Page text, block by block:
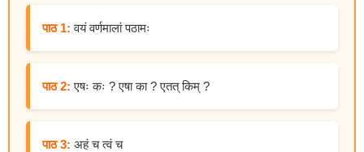
पाठ 1: वयं वर्णमालां पठामः
पाठ 2: एषः कः ? एषा का ? एतत् किम् ?
पाठ 3: अहं च त्वं च